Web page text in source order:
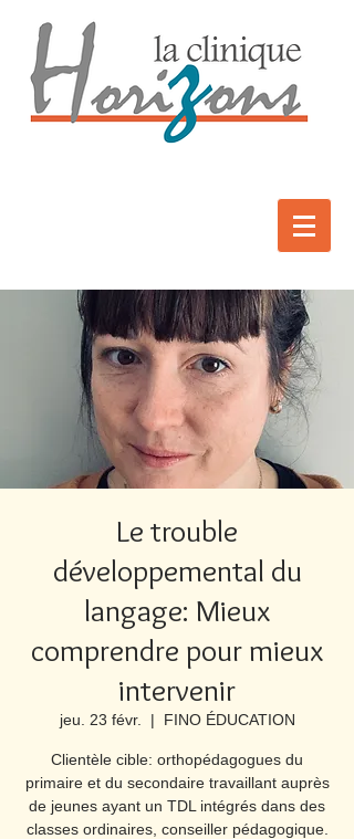
Le trouble
développemental du
langage: Mieux
comprendre pour mieux
intervenir
jeu. 23 févr.
  |
FINO ÉDUCATION
Clientèle cible: orthopédagogues du
primaire et du secondaire travaillant auprès
de jeunes ayant un TDL intégrés dans des
classes ordinaires, conseiller pédagogique.